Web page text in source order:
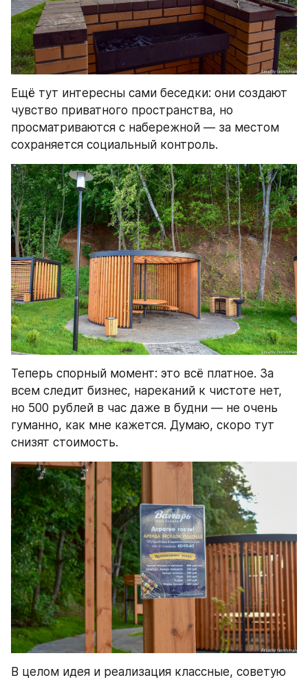
Ещё тут интересны сами беседки: они создают
чувство приватного пространства, но
просматриваются с набережной — за местом
сохраняется социальный контроль.
Теперь спорный момент: это всё платное. За
всем следит бизнес, нареканий к чистоте нет,
но 500 рублей в час даже в будни — не очень
гуманно, как мне кажется. Думаю, скоро тут
снизят стоимость.
В целом идея и реализация классные, советую